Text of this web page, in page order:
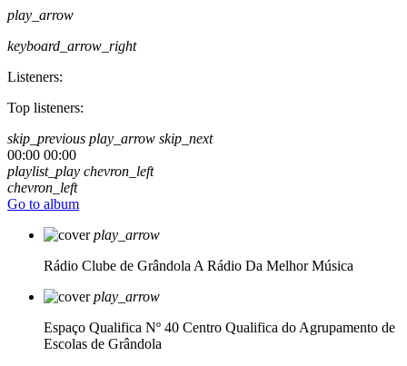
play_arrow
keyboard_arrow_right
Listeners:
Top listeners:
skip_previous play_arrow skip_next
00:00 00:00
playlist_play chevron_left
chevron_left
Go to album
play_arrow
Rádio Clube de Grândola A Rádio Da Melhor Música
play_arrow
Espaço Qualifica Nº 40 Centro Qualifica do Agrupamento de
Escolas de Grândola